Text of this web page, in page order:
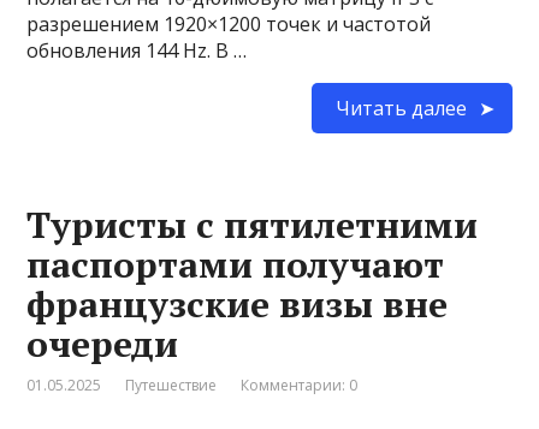
разрешением 1920×1200 точек и частотой
обновления 144 Hz. В …
Читать далее
Туристы с пятилетними
паспортами получают
французские визы вне
очереди
01.05.2025 Путешествие Комментарии: 0